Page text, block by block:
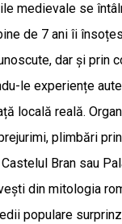
medievale se
de 7 ani îi
dar și prin
le experiențe
locală reală.
plimbări
Bran sau
din mitologia
populare